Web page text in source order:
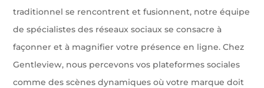
traditionnel se rencontrent et fusionnent, notre équipe
de spécialistes des réseaux sociaux se consacre à
façonner et à magnifier votre présence en ligne. Chez
Gentleview, nous percevons vos plateformes sociales
comme des scènes dynamiques où votre marque doit